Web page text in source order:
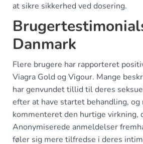
at sikre sikkerhed ved dosering.
Danmark
Flere brugere har rapporteret
Viagra Gold og Vigour. Mange
har genvundet tillid til deres
efter at have startet behandling, og
kommenteret den hurtige virkning,
Anonymiserede anmeldelser
føler sig mere tilfredse i deres